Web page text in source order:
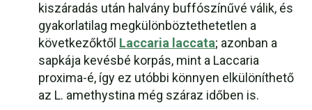
kiszáradás után halvány buffószínűvé válik, és
gyakorlatilag megkülönböztethetetlen a
következőktől Laccaria laccata; azonban a
sapkája kevésbé korpás, mint a Laccaria
proxima-é, így ez utóbbi könnyen elkülöníthető
az L. amethystina még száraz időben is.